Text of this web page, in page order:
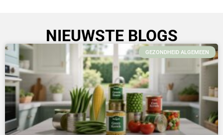
NIEUWSTE BLOGS
GEZONDHEID ALGEMEEN